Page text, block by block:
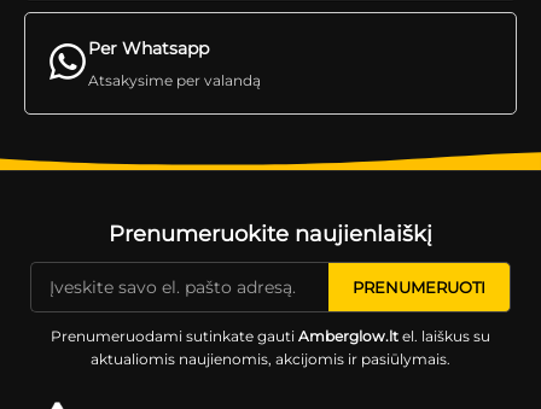
Per Whatsapp
Atsakysime per valandą
Prenumeruokite naujienlaiškį
Prenumeruodami sutinkate gauti Amberglow.ltel. laiškus su
aktualiomis naujienomis, akcijomis ir pasiūlymais.